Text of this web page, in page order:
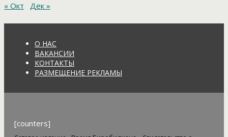
« Окт
Дек »
О НАС
ВАКАНСИИ
КОНТАКТЫ
РАЗМЕЩЕНИЕ РЕКЛАМЫ
[counters]